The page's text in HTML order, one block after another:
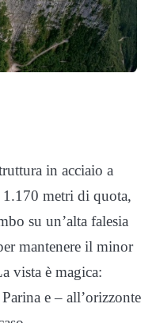
in acciaio a
1.170 metri di quota,
su un’alta falesia
mantenere il minor
vista è magica:
e – all’orizzonte